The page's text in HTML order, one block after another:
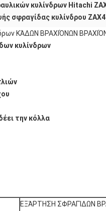
κυλίνδρων Hitachi
σφραγίδας κυλίνδρου
ΚΆΔΩΝ ΒΡΑΧΙΌΝΩΝ
κυλίνδρων
την κόλλα
ΕΞΆΡΤΗΣΗ ΣΦΡΑΓΊΔΩΝ